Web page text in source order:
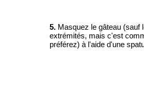
5. Masquez le gâteau (sauf
extrémités, mais c'est
préférez) à l'aide d'une